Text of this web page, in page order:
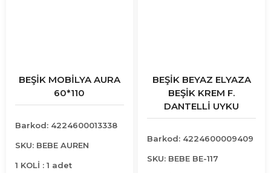
BEŞİK MOBİLYA AURA
60*110
Barkod: 4224600013338
SKU: BEBE AUREN
1 KOLİ : 1 adet
BEŞİK BEYAZ ELYAZA
BEŞİK KREM F.
DANTELLİ UYKU
Barkod: 4224600009409
SKU: BEBE BE-117